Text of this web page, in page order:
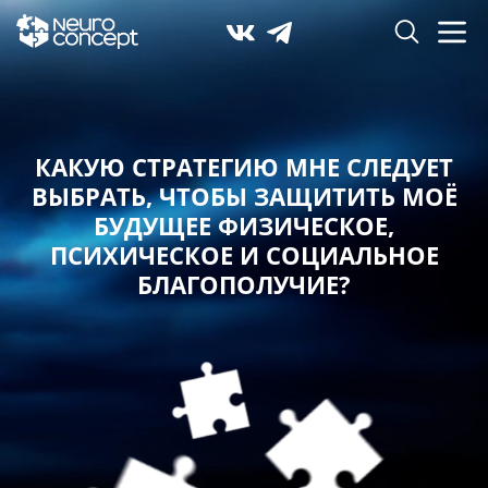
КАКУЮ СТРАТЕГИЮ МНЕ СЛЕДУЕТ
ВЫБРАТЬ,ЧТОБЫ ЗАЩИТИТЬ МОЁ
БУДУЩЕЕ ФИЗИЧЕСКОЕ,
ПСИХИЧЕСКОЕ И СОЦИАЛЬНОЕ
БЛАГОПОЛУЧИЕ?